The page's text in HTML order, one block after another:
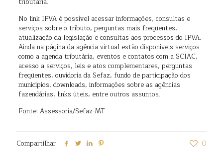
No link IPVA é possível acessar informações, consultas e
serviços sobre o tributo, perguntas mais freqüentes,
atualização da legislação e consultas aos processos do IPVA.
Ainda na página da agência virtual estão disponíveis serviços
como a agenda tributária, eventos e contatos com a SCIAC,
acesso a serviços, leis e atos complementares, perguntas
freqüentes, ouvidoria da Sefaz, fundo de participação dos
municípios, downloads, informações sobre as agências
fazendárias, links úteis, entre outros assuntos.
Fonte: Assessoria/Sefaz-MT
Compartilhar 0